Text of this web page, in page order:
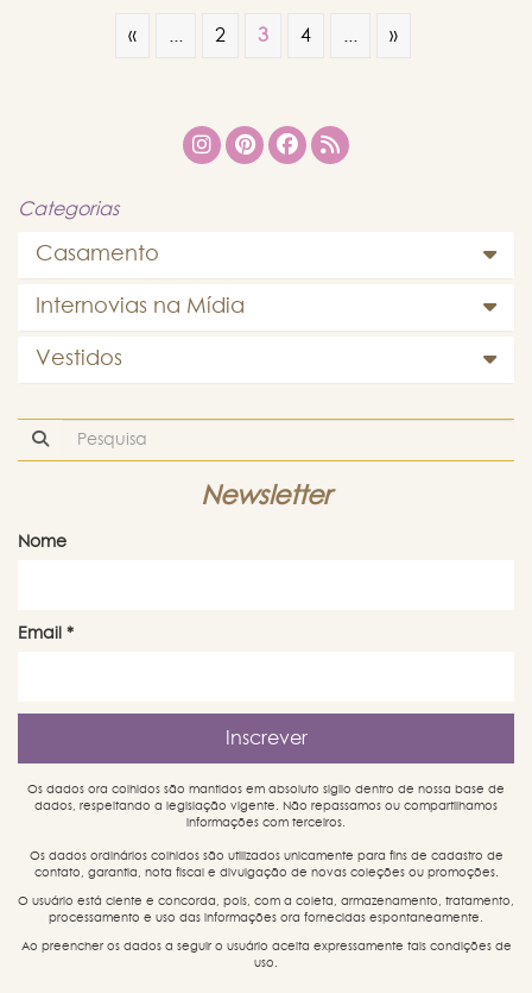
« 2 3 4 »
Categorias
Casamento
Internovias na Mídia
Vestidos
Newsletter
Nome
Email *
Os dados ora colhidos são mantidos em absoluto sigilo dentro de nossa base de
dados, respeitando a legislação vigente. Não repassamos ou compartilhamos
informações com terceiros.
Os dados ordinários colhidos são utilizados unicamente para fins de cadastro de
contato, garantia, nota fiscal e divulgação de novas coleções ou promoções.
O usuário está ciente e concorda, pois, com a coleta, armazenamento, tratamento,
processamento e uso das informações ora fornecidas espontaneamente.
Ao preencher os dados a seguir o usuário aceita expressamente tais condições de
uso.